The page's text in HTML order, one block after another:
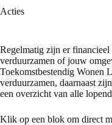
Acties
Regelmatig zijn er
verduurzamen of jouw
Toekomstbestendig Wonen
verduurzamen, daarnaast
een overzicht van alle
Klik op een blok om direct